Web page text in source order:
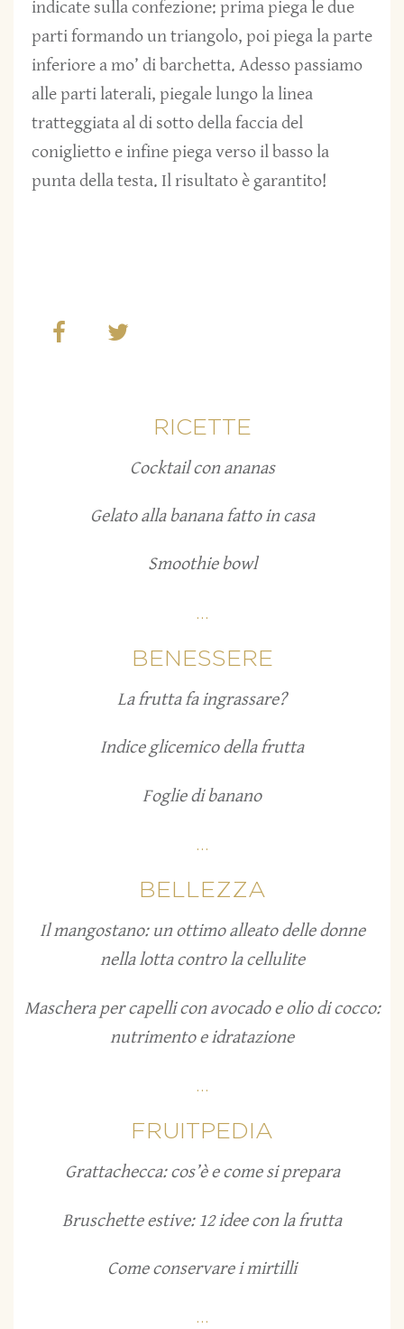
indicate sulla confezione: prima piega le due
parti formando un triangolo, poi piega la parte
inferiore a mo’ di barchetta. Adesso passiamo
alle parti laterali, piegale lungo la linea
tratteggiata al di sotto della faccia del
coniglietto e infine piega verso il basso la
punta della testa. Il risultato è garantito!
RICETTE
Cocktail con ananas
Gelato alla banana fatto in casa
Smoothie bowl
...
BENESSERE
La frutta fa ingrassare?
Indice glicemico della frutta
Foglie di banano
...
BELLEZZA
Il mangostano: un ottimo alleato delle donne
nella lotta contro la cellulite
Maschera per capelli con avocado e olio di cocco:
nutrimento e idratazione
...
FRUITPEDIA
Grattachecca: cos’è e come si prepara
Bruschette estive: 12 idee con la frutta
Come conservare i mirtilli
...